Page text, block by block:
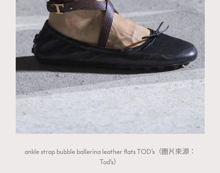
ankle strap bubble ballerina leather flats TOD’s（圖片來源：
Tod’s）